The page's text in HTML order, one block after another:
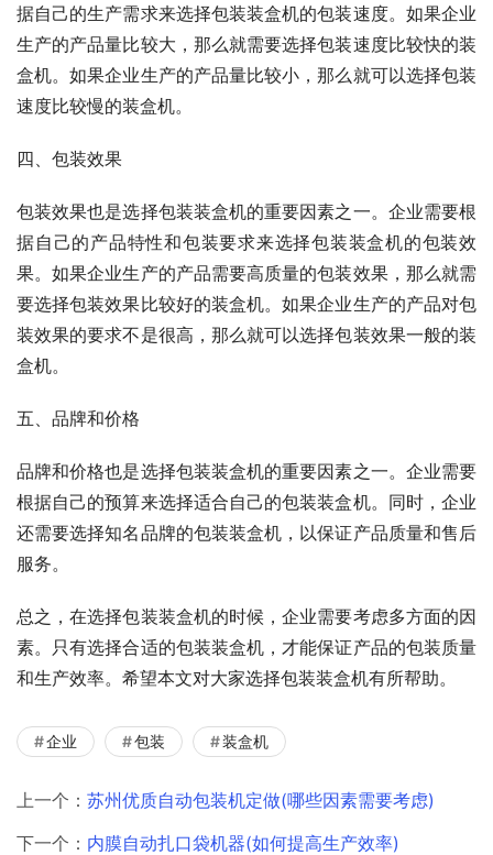
据自己的生产需求来选择包装装盒机的包装速度。如果企业
生产的产品量比较大，那么就需要选择包装速度比较快的装
盒机。如果企业生产的产品量比较小，那么就可以选择包装
速度比较慢的装盒机。
四、包装效果
包装效果也是选择包装装盒机的重要因素之一。企业需要根
据自己的产品特性和包装要求来选择包装装盒机的包装效
果。如果企业生产的产品需要高质量的包装效果，那么就需
要选择包装效果比较好的装盒机。如果企业生产的产品对包
装效果的要求不是很高，那么就可以选择包装效果一般的装
盒机。
五、品牌和价格
品牌和价格也是选择包装装盒机的重要因素之一。企业需要
根据自己的预算来选择适合自己的包装装盒机。同时，企业
还需要选择知名品牌的包装装盒机，以保证产品质量和售后
服务。
总之，在选择包装装盒机的时候，企业需要考虑多方面的因
素。只有选择合适的包装装盒机，才能保证产品的包装质量
和生产效率。希望本文对大家选择包装装盒机有所帮助。
企业 包装 装盒机
上一个： 苏州优质自动包装机定做(哪些因素需要考虑)
下一个： 内膜自动扎口袋机器(如何提高生产效率)